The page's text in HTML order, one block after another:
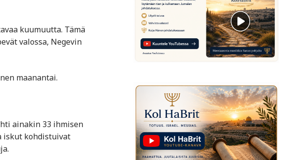
kuumuutta. Tämä
valossa, Negevin
maanantai.
ainakin 33 ihmisen
iskut kohdistuivat